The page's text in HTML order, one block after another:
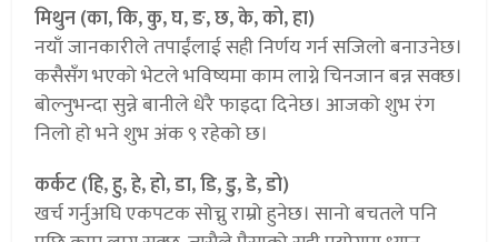
मिथुन (का, कि, कु, घ, ङ, छ, के, को, हा)
नयाँ जानकारीले तपाईंलाई सही निर्णय गर्न सजिलो बनाउनेछ।
कसैसँग भएको भेटले भविष्यमा काम लाग्ने चिनजान बन्न सक्छ।
बोल्नुभन्दा सुन्ने बानीले धेरै फाइदा दिनेछ। आजको शुभ रंग
निलो हो भने शुभ अंक ९ रहेको छ।
कर्कट (हि, हु, हे, हो, डा, डि, डु, डे, डो)
खर्च गर्नुअघि एकपटक सोच्नु राम्रो हुनेछ। सानो बचतले पनि